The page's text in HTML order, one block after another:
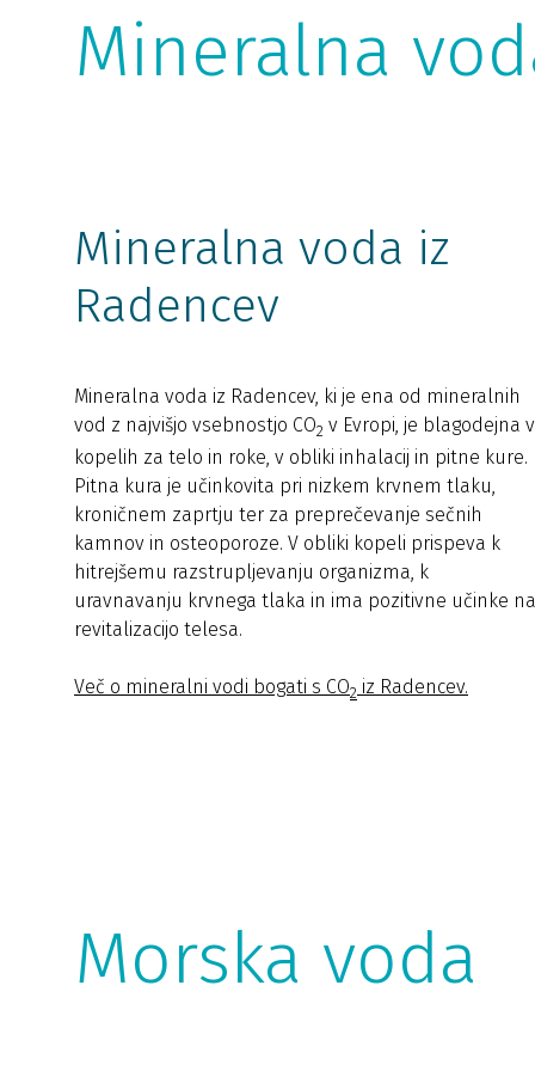
Mineralna
Mineralna voda iz
Radencev
Mineralna voda iz Radencev, ki je ena od mineralnih
vod z najvišjo vsebnostjo CO2 v Evropi, je blagodejna v
kopelih za telo in roke, v obliki inhalacij in pitne kure.
Pitna kura je učinkovita pri nizkem krvnem tlaku,
kroničnem zaprtju ter za preprečevanje sečnih
kamnov in osteoporoze. V obliki kopeli prispeva k
hitrejšemu razstrupljevanju organizma, k
uravnavanju krvnega tlaka in ima pozitivne učinke na
revitalizacijo telesa.
Več o mineralni vodi bogati s CO2 iz Radencev.
Morska voda